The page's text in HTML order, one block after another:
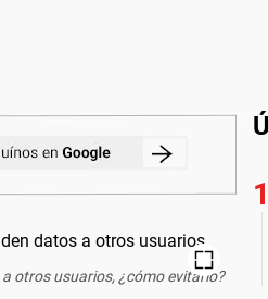
otros usuarios, ¿cómo evitarlo?